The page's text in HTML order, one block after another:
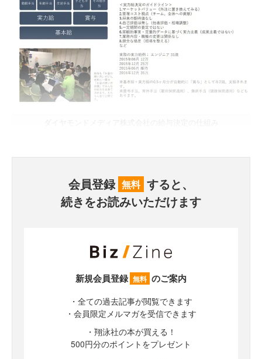
会員登録 無料 すると、
続きをお読みいただけます
新規会員登録 無料 のご案内
・全ての過去記事が閲覧できます
・会員限定メルマガを受信できます
・翔泳社の本が買える！
500円分のポイントをプレゼント